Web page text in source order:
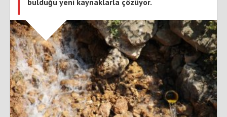
bulduğu yeni kaynaklarla çözüyor.